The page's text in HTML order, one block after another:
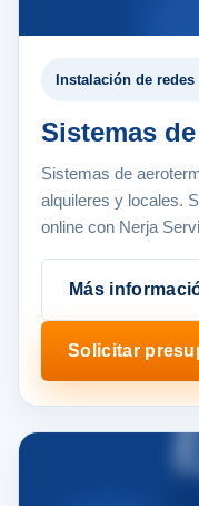
Instalación de
Sistemas
Sistemas de
alquileres y locales.
online con Nerja
Más
Solicitar